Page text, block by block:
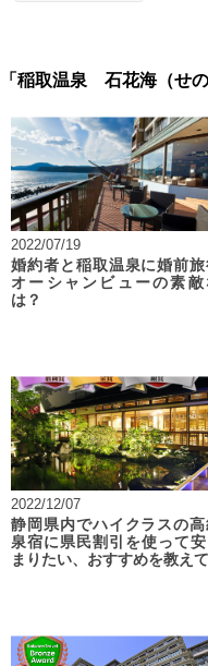
「稲取温泉 石花海（せ
2022/07/19
婚約者と稲取温泉に婚前旅
オーシャンビューの素敵
は？
2022/12/07
静岡県内でハイクラスの
泉宿に県民割引を使って
まりたい、おすすめを教えて